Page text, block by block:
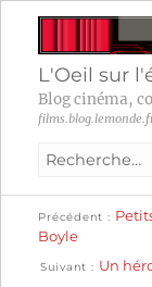
L'Oeil sur
Blog cinéma,
Recherche
:
de
Précédent
Boyle
Suivant Un